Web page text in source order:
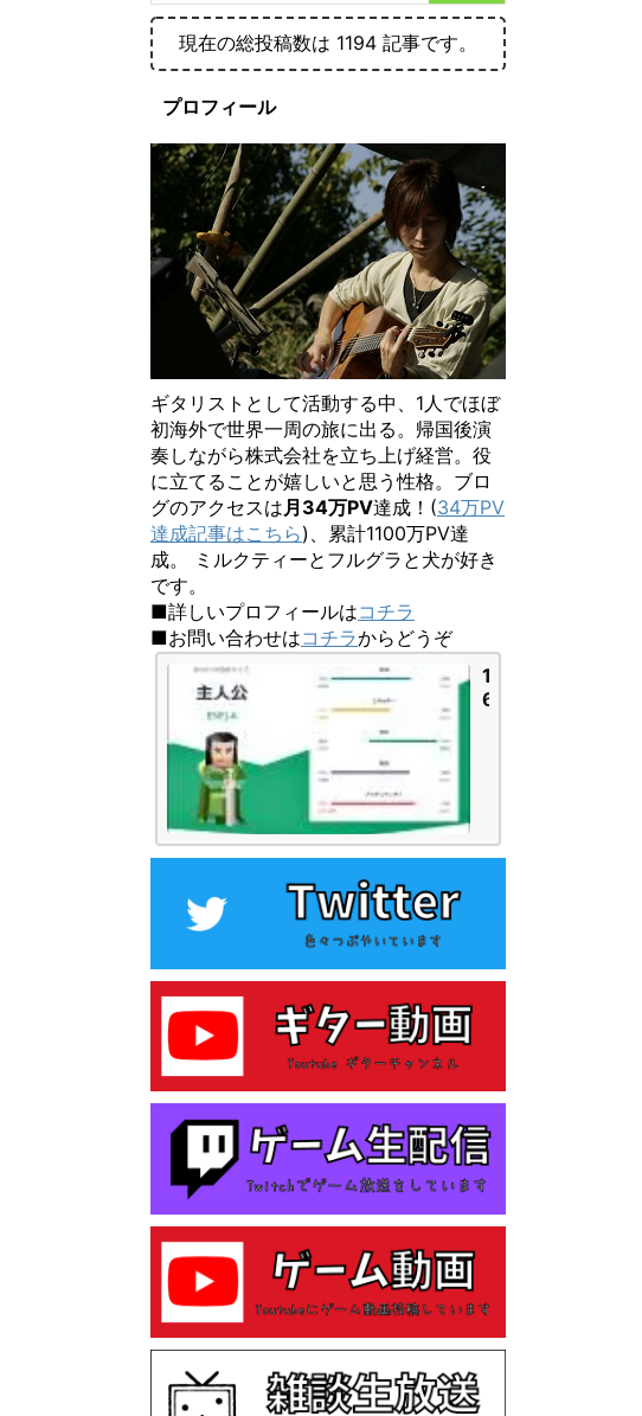
現在の総投稿数は 1194 記事です。
プロフィール
ギタリストとして活動する中、1人でほぼ
初海外で世界一周の旅に出る。帰国後演
奏しながら株式会社を立ち上げ経営。役
に立てることが嬉しいと思う性格。ブロ
グのアクセスは 月34万PV達成！(34万PV
達成記事はこちら)、累計1100万PV達
成。 ミルクティーとフルグラと犬が好き
です。
■詳しいプロフィールはコチラ
■お問い合わせはコチラからどうぞ
1
6
n
a
e
断
テ
ス
ト
を
し
ら
「主